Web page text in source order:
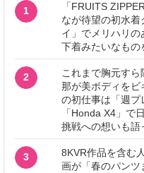
1
「FRUITS
なが待望の初水
イ」でメリハリ
下着みたいなもの
2
これまで胸元す
那が美ボディをビ
の初仕事は「週プ
「Honda X4」で
挑戦への想いも語
3
8KVR作品を含む
画が「春のパンツ